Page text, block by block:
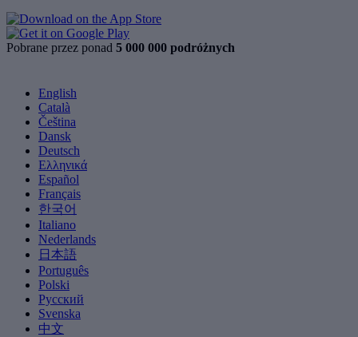
Pobrane przez ponad 5 000 000 podróżnych
English
Català
Čeština
Dansk
Deutsch
Ελληνικά
Español
Français
한국어
Italiano
Nederlands
日本語
Português
Polski
Русский
Svenska
中文